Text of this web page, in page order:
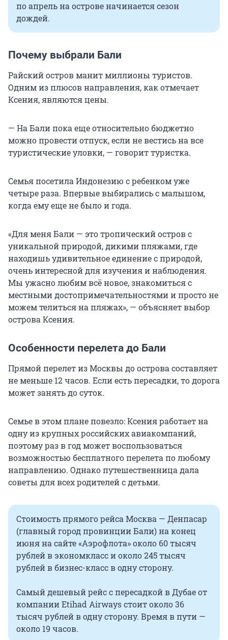
по апрель на острове начинается сезон
дождей.
Почему выбрали Бали
Райский остров манит миллионы туристов.
Одним из плюсов направления, как отмечает
Ксения, являются цены.
— На Бали пока еще относительно бюджетно
можно провести отпуск, если не вестись на все
туристические уловки, — говорит туристка.
Семья посетила Индонезию с ребенком уже
четыре раза. Впервые выбирались с малышом,
когда ему еще не было и года.
«Для меня Бали — это тропический остров с
уникальной природой, дикими пляжами, где
находишь удивительное единение с природой,
очень интересной для изучения и наблюдения.
Мы ужасно любим всё новое, знакомиться с
местными достопримечательностями и просто не
можем телиться на пляжах», — объясняет выбор
острова Ксения.
Особенности перелета до Бали
Прямой перелет из Москвы до острова составляет
не меньше 12 часов. Если есть пересадки, то дорога
может занять до суток.
Семье в этом плане повезло: Ксения работает на
одну из крупных российских авиакомпаний,
поэтому раз в год может воспользоваться
возможностью бесплатного перелета по любому
направлению. Однако путешественница дала
советы для всех родителей с детьми.
Стоимость прямого рейса Москва — Денпасар
(главный город провинции Бали) на конец
июня на сайте «Аэрофлота» около 60 тысяч
рублей в экономкласс и около 245 тысяч
рублей в бизнес-класс в одну сторону.
Самый дешевый рейс с пересадкой в Дубае от
компании Etihad Airways стоит около 36
тысяч рублей в одну сторону. Время в пути —
около 19 часов.